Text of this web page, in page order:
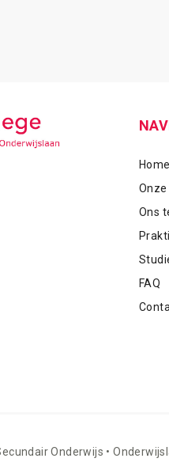
Home
Onze
Ons
FAQ
Onderwijs •